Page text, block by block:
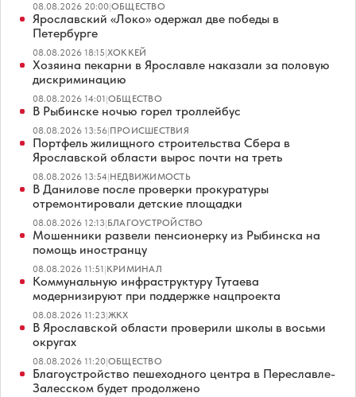
08.08.2026 20:00|ОБЩЕСТВО
Ярославский «Локо» одержал две победы в
Петербурге
08.08.2026 18:15|ХОККЕЙ
Хозяина пекарни в Ярославле наказали за половую
дискриминацию
08.08.2026 14:01|ОБЩЕСТВО
В Рыбинске ночью горел троллейбус
08.08.2026 13:56|ПРОИСШЕСТВИЯ
Портфель жилищного строительства Сбера в
Ярославской области вырос почти на треть
08.08.2026 13:54|НЕДВИЖИМОСТЬ
В Данилове после проверки прокуратуры
отремонтировали детские площадки
08.08.2026 12:13|БЛАГОУСТРОЙСТВО
Мошенники развели пенсионерку из Рыбинска на
помощь иностранцу
08.08.2026 11:51|КРИМИНАЛ
Коммунальную инфраструктуру Тутаева
модернизируют при поддержке нацпроекта
08.08.2026 11:23|ЖКХ
В Ярославской области проверили школы в восьми
округах
08.08.2026 11:20|ОБЩЕСТВО
Благоустройство пешеходного центра в Переславле-
Залесском будет продолжено